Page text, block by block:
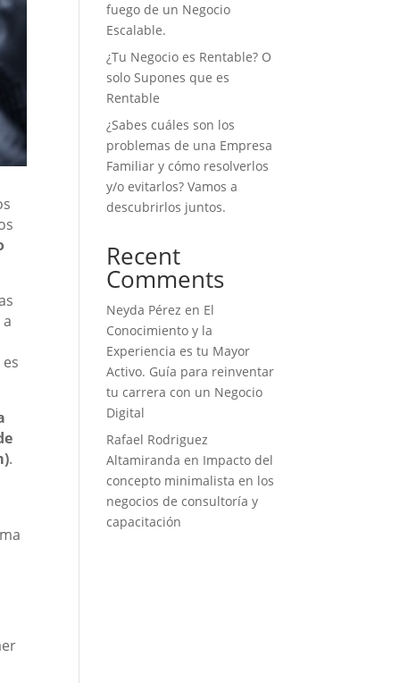
.
fuego de un Negocio
Escalable.
¿Tu Negocio es Rentable? O
solo Supones que es
Rentable
¿Sabes cuáles son los
problemas de una Empresa
Familiar y cómo resolverlos
y/o evitarlos? Vamos a
descubrirlos juntos.
Recent
Comments
Neyda Pérez en El
Conocimiento y la
Experiencia es tu Mayor
Activo. Guía para reinventar
tu carrera con un Negocio
Digital
Rafael Rodriguez
Altamiranda en Impacto del
concepto minimalista en los
negocios de consultoría y
capacitación